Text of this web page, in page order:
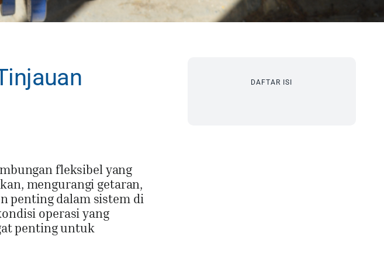
fleksibel yang
mengurangi getaran,
penting dalam sistem di
operasi yang
penting untuk
DAFTAR ISI